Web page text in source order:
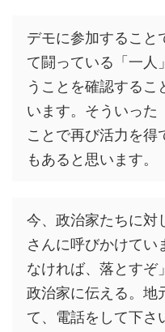
デモに参加すること
て闘っている「一人
うことを確認するこ
います。そういった
ことで再び活力を得
もあると思います。
今、政治家たちに対
さんに呼びかけてい
なければ、落とすぞ
政治家に伝える。地
て、電話をして下さ